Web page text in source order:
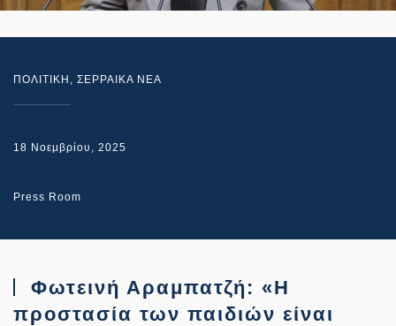
ΠΟΛΙΤΙΚΗ , ΣΕΡΡΑΙΚΑ ΝΕΑ
18 Νοεμβρίου, 2025
Press Room
Φωτεινή Αραμπατζή: «Η
προστασία των παιδιών είναι